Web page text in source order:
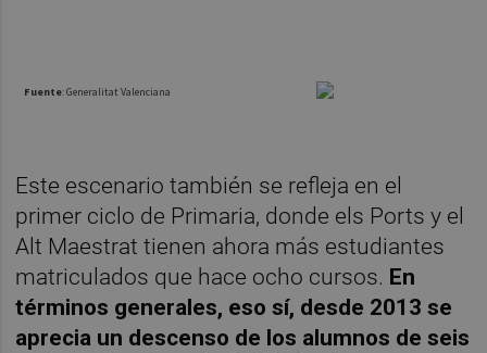
Este escenario también se refleja en el
primer ciclo de Primaria, donde els Ports y el
Alt Maestrat tienen ahora más estudiantes
matriculados que hace ocho cursos. En
términos generales, eso sí, desde 2013 se
aprecia un descenso de los alumnos de seis